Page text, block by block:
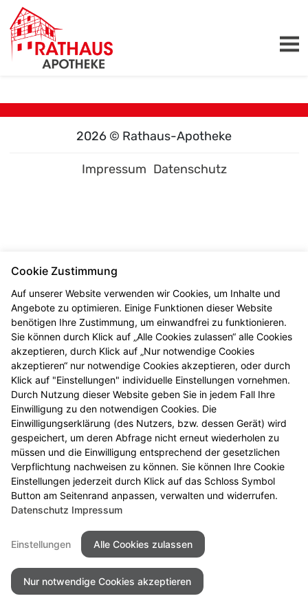
2026 © Rathaus-Apotheke
Impressum Datenschutz
Cookie Zustimmung
Auf unserer Website verwenden wir Cookies, um Inhalte und
Angebote zu optimieren. Einige Funktionen dieser Website
benötigen Ihre Zustimmung, um einwandfrei zu funktionieren.
Sie können durch Klick auf „Alle Cookies zulassen“ alle Cookies
akzeptieren, durch Klick auf „Nur notwendige Cookies
akzeptieren“ nur notwendige Cookies akzeptieren, oder durch
Klick auf "Einstellungen" individuelle Einstellungen vornehmen.
Durch Nutzung dieser Website geben Sie in jedem Fall Ihre
Einwilligung zu den notwendigen Cookies. Die
Einwilligungserklärung (des Nutzers, bzw. dessen Gerät) wird
gespeichert, um deren Abfrage nicht erneut wiederholen zu
müssen und die Einwilligung entsprechend der gesetzlichen
Verpflichtung nachweisen zu können. Sie können Ihre Cookie
Einstellungen jederzeit durch Klick auf das Schloss Symbol
Button am Seitenrand anpassen, verwalten und widerrufen.
Datenschutz Impressum
Einstellungen Alle Cookies zulassen
Nur notwendige Cookies akzeptieren